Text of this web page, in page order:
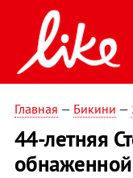
Главная — Бикини —
44-летняя
обнаженной